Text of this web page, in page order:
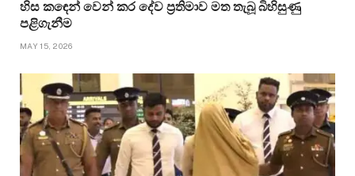
හිස කඳෙන් වෙන් කර දේව ප්‍රතිමාව මත තැබූ බිහිසුණු
පළිගැනීම
MAY 15, 2026